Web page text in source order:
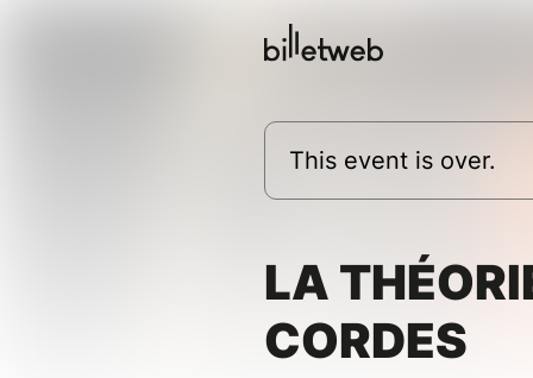
This event is over.
LA
CORDES